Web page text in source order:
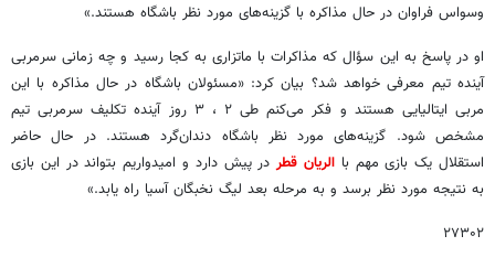
وسواس فراوان در حال مذاکره با گزینه‌های مورد نظر باشگاه هستند.»
او در پاسخ به این سؤال که مذاکرات با ماتزاری به کجا رسید و چه زمانی سرمربی
آینده تیم معرفی خواهد شد؟ بیان کرد: «مسئولان باشگاه در حال مذاکره با این
مربی ایتالیایی هستند و فکر می‌کنم طی ۲ ، ۳ روز آینده تکلیف سرمربی تیم
مشخص شود. گزینه‌های مورد نظر باشگاه دندان‌گرد هستند. در حال حاضر
استقلال یک بازی مهم با الریان قطردر پیش دارد و امیدواریم بتواند در این بازی
به نتیجه مورد نظر برسد و به مرحله بعد لیگ نخبگان آسیا راه یابد.»
۲۷۳۰۲